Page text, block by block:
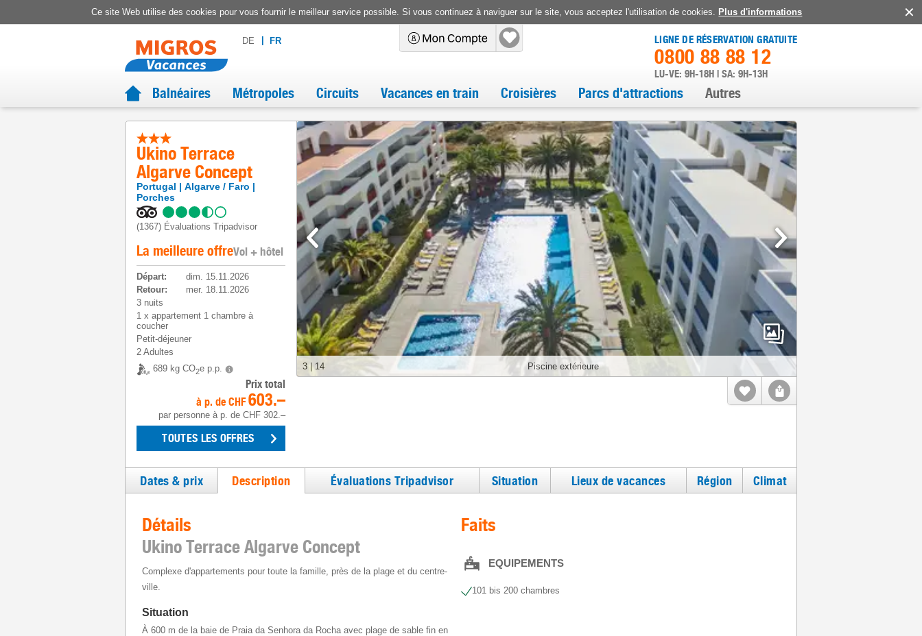
Ce site Web utilise des cookies pour vous fournir le meilleur service possible. Si vous continuez à naviguer sur le site, vous acceptez l'utilisation de cookies. Plus d'informations
DE FR LIGNE DE RÉSERVATION GRATUITE
0800 88 88 12
LU-VE: 9H-18H | SA: 9H-13H
Balnéaires Métropoles Circuits Vacances en train Croisières Parcs d'attractions Autres
Ukino Terrace
Algarve Concept
Portugal
Algarve / Faro
Porches
(1367) Évaluations Tripadvisor
La meilleure offreVol + hôtel
Départ:
dim. 15.11.2026
Retour:
mer. 18.11.2026
3 nuits
1 x appartement 1 chambre à
coucher
Petit-déjeuner
2 Adultes
689 kg CO2e p.p.
Prix total
à p. de CHF 603.–
par personne à p. de CHF 302.–
TOUTES LES OFFRES
Piscine extérieure
3 | 14
Dates & prix Description Évaluations Tripadvisor Situation Lieux de vacances Région Climat
Détails
Ukino Terrace Algarve Concept
Complexe d'appartements pour toute la famille, près de la plage et du centre-
ville.
Situation
À 600 m de la baie de Praia da Senhora da Rocha avec plage de sable fin en
Faits
EQUIPEMENTS
101 bis 200 chambres